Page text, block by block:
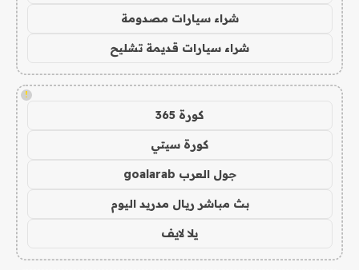
شراء سيارات مصدومة
شراء سيارات قديمة تشليح
!
كورة 365
كورة سيتي
جول العرب goalarab
بث مباشر ريال مدريد اليوم
يلا لايف